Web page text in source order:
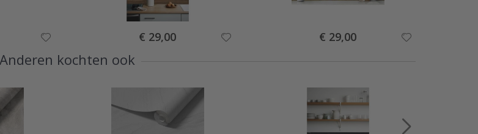
Special
Price
€ 29,00 Special
Price
€ 29,00
Anderen kochten ook